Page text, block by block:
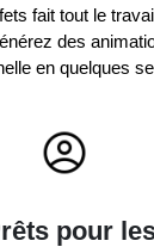
fait tout le
des
en quelques
pour